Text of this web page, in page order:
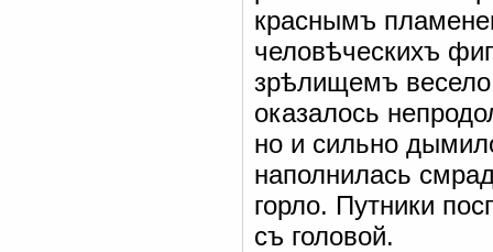
краснымъ
человѣческихъ
зрѣлищемъ весело
оказалось
но и сильно
наполнилась
горло. Путники
съ головой.